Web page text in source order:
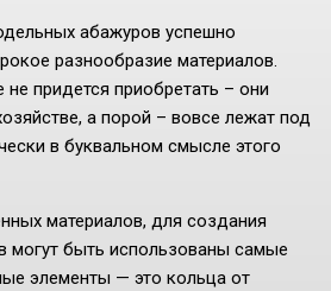
абажуров успешно
разнообразие материалов.
придется приобретать – они
а порой – вовсе лежат под
в буквальном смысле этого
материалов, для создания
могут быть использованы самые
элементы — это кольца от